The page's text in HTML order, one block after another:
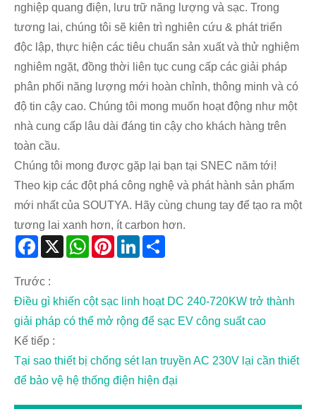
nghiệp quang điện, lưu trữ năng lượng và sạc. Trong
tương lai, chúng tôi sẽ kiên trì nghiên cứu & phát triển
độc lập, thực hiện các tiêu chuẩn sản xuất và thử nghiệm
nghiêm ngặt, đồng thời liên tục cung cấp các giải pháp
phân phối năng lượng mới hoàn chỉnh, thông minh và có
độ tin cậy cao. Chúng tôi mong muốn hoạt động như một
nhà cung cấp lâu dài đáng tin cậy cho khách hàng trên
toàn cầu.
Chúng tôi mong được gặp lại bạn tại SNEC năm tới!
Theo kịp các đột phá công nghệ và phát hành sản phẩm
mới nhất của SOUTYA. Hãy cùng chung tay để tạo ra một
tương lai xanh hơn, ít carbon hơn.
Facebook
X WhatsAppPinterestLinkedIn
Trước :
Điều gì khiến cột sạc linh hoạt DC 240-720KW trở thành
giải pháp có thể mở rộng để sạc EV công suất cao
Kế tiếp :
Tại sao thiết bị chống sét lan truyền AC 230V lại cần thiết
để bảo vệ hệ thống điện hiện đại